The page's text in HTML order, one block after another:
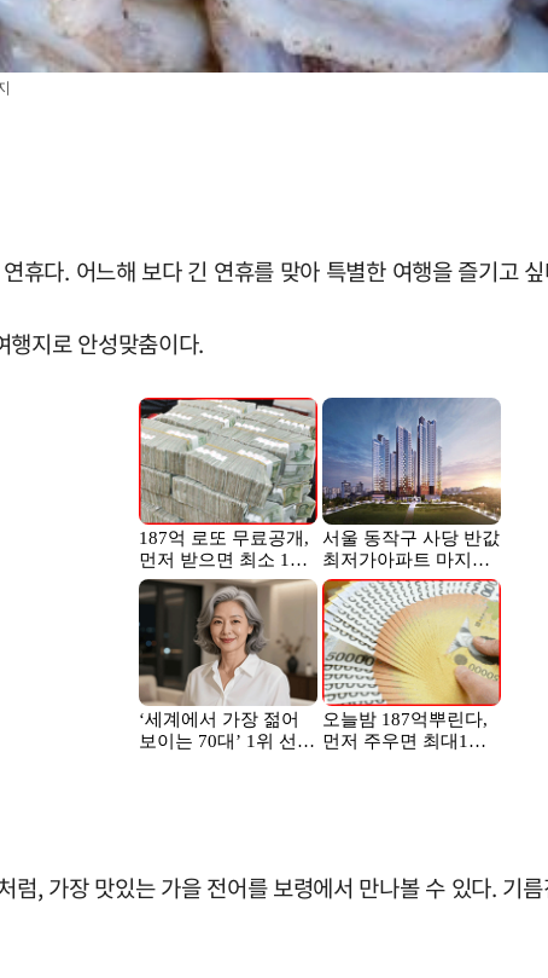
휴다. 어느해 보다 긴 연휴를 맞아 특별한 여행을 즐기고
행지로 안성맞춤이다.
, 가장 맛있는 가을 전어를 보령에서 만나볼 수 있다. 기